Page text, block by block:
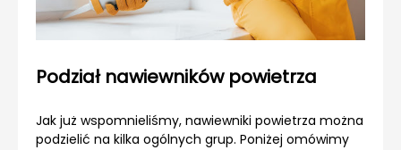
Podział nawiewników powietrza
Jak już wspomnieliśmy, nawiewniki powietrza można
podzielić na kilka ogólnych grup. Poniżej omówimy